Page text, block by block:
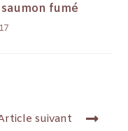
fumé
suivant